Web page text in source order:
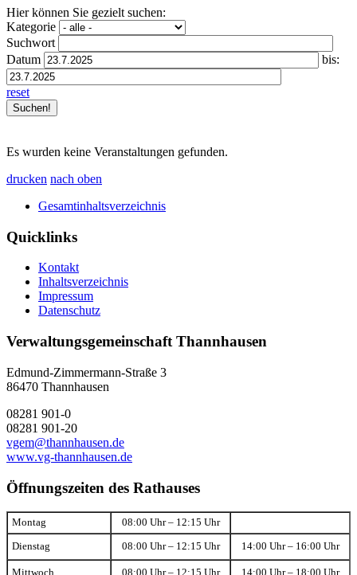
Hier können Sie gezielt suchen:
Kategorie
Suchwort
Datum
bis:
reset
Es wurden keine Veranstaltungen gefunden.
drucken nach oben
Gesamtinhaltsverzeichnis
Quicklinks
Kontakt
Inhaltsverzeichnis
Impressum
Datenschutz
Verwaltungsgemeinschaft Thannhausen
Edmund-Zimmermann-Straße 3
86470 Thannhausen
08281 901-0
08281 901-20
vgem@thannhausen.de
www.vg-thannhausen.de
Öffnungszeiten des Rathauses
Montag 08:00 Uhr – 12:15 Uhr
Dienstag 08:00 Uhr – 12:15 Uhr 14:00 Uhr – 16:00 Uhr